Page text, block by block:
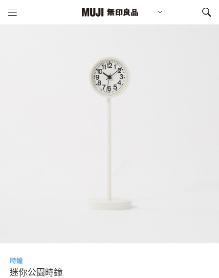
時鐘
迷你公園時鐘